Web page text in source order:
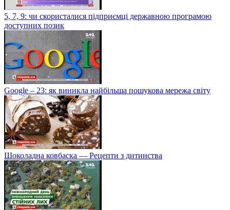
5, 7, 9: чи скористалися підприємці державною програмою
доступних позик
Google – 23: як виникла найбільша пошукова мережа світу
Шоколадна ковбаска — Рецепти з дитинства